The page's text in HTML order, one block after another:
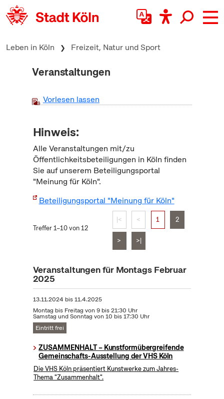
zum Inhalt springen
Leben in Köln Freizeit, Natur und Sport
Veranstaltungen
Vorlesen lassen
Hinweis:
Alle Veranstaltungen mit/zu
Öffentlichkeitsbeteiligungen in Köln finden
Sie auf unserem Beteiligungsportal
"Meinung für Köln".
Beteiligungsportal "Meinung für Köln"
Treffer 1–10 von 12
|< < 1 2
> >|
Veranstaltungen für Montags Februar
2025
13.11.2024 bis11.4.2025
Montag bis Freitag von 9 bis 21:30 Uhr
Samstag und Sonntag von 10 bis 17:30 Uhr
Eintritt frei
ZUSAMMENHALT – Kunstformübergreifende
Gemeinschafts-Ausstellung der VHS Köln
Die VHS Köln präsentiert Kunstwerke zum Jahres-
Thema "Zusammenhalt".